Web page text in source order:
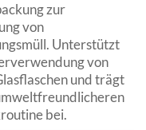
zur
von
Unterstützt
von
und trägt
bei.